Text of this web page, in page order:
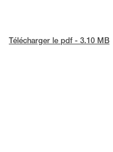
Télécharger le pdf - 3.10 MB